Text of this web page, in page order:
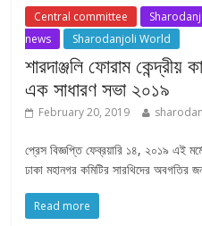
Central committee
news
Sharodanjoli World
শারদাঞ্জলি ফোরাম কেন্দ্রীয়
এক সাধারণ সভা ২০১৯
February 20, 2019
প্রেস বিজ্ঞপ্তি ফেব্রয়ারি ১৪, ২০১৯ এই
ঢাকা মহানগর কমিটির সারথিদের অবগতির
Read more